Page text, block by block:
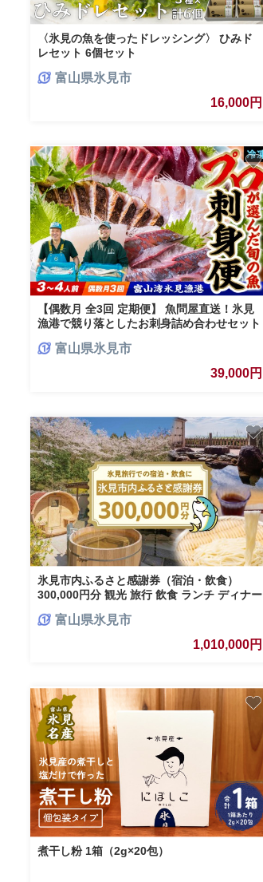
〈氷見の魚を使ったドレッシング〉 ひみド
レセット 6個セット
富山県氷見市
16,000円
【偶数月 全3回 定期便】 魚問屋直送！氷見
漁港で競り落としたお刺身詰め合わせセット
富山県氷見市
39,000円
氷見市内ふるさと感謝券（宿泊・飲食）
300,000円分 観光 旅行 飲食 ランチ ディナー
氷見市富山県氷見市
1,010,000円
煮干し粉 1箱（2g×20包）